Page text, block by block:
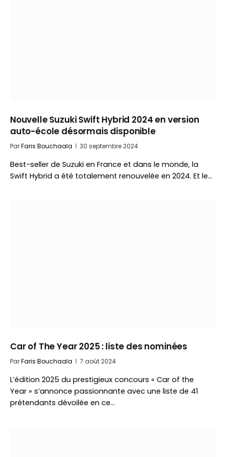
Nouvelle Suzuki Swift Hybrid 2024 en version
auto-école désormais disponible
ParFaris Bouchaala 30 septembre 2024
Best-seller de Suzuki en France et dans le monde, la
Swift Hybrid a été totalement renouvelée en 2024. Et le…
Car of The Year 2025 : liste des nominées
ParFaris Bouchaala 7 août 2024
L’édition 2025 du prestigieux concours « Car of the
Year » s’annonce passionnante avec une liste de 41
prétendants dévoilée en ce…